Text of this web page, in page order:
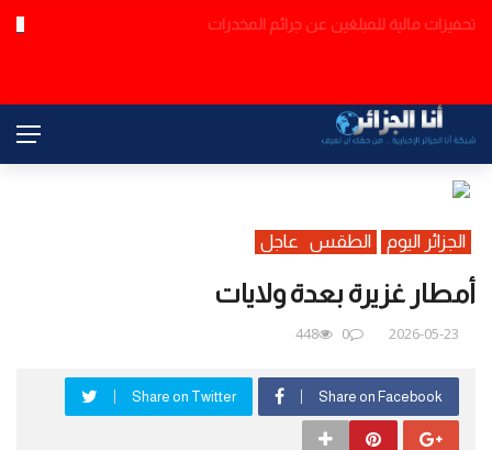
عاجل
صانع المحتوى الجزائري “كريم” يتعرض للاعتداء في وهران والسلطات
الجزائر اليوم الطقس عاجل
أمطار غزيرة بعدة ولايات
2026-05-23
0
448
Share on Facebook
Share on Twitter